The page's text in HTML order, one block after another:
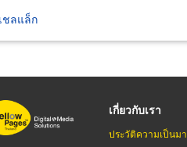
ชลแล็ก
เกี่ยวกับเรา
ประวัติความเป็นมา